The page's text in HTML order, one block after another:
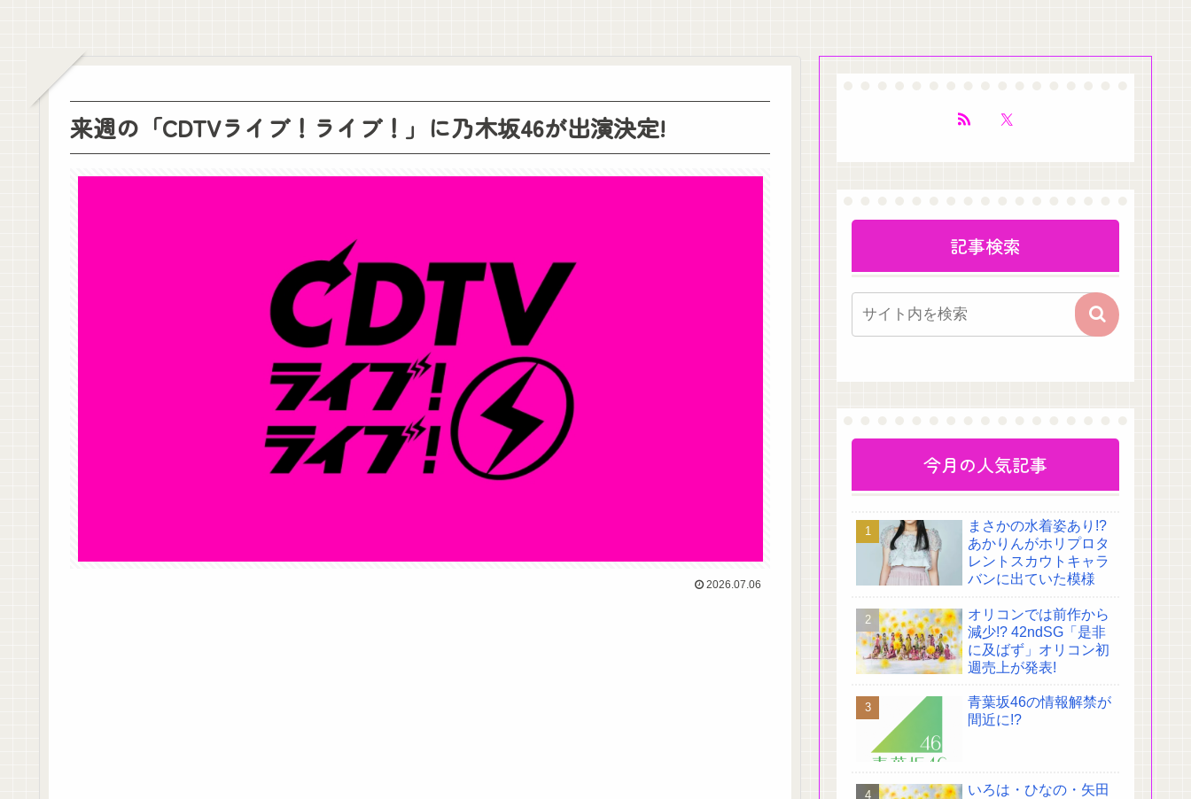
来週の「CDTVライブ！ライブ！」に乃木坂46が出演決定!
2026.07.06
記事検索
今月の人気記事
まさかの水着姿あり!?
あかりんがホリプロタ
レントスカウトキャラ
バンに出ていた模様
オリコンでは前作から
減少!? 42ndSG「是非
に及ばず」オリコン初
週売上が発表!
青葉坂46の情報解禁が
間近に!?
いろは・ひなの・矢田